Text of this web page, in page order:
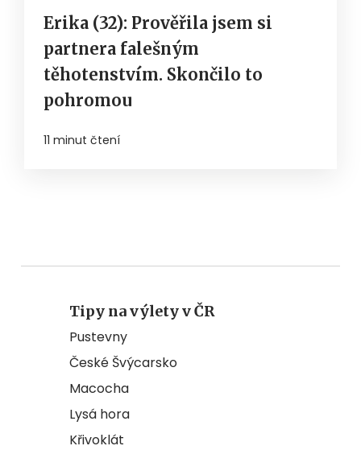
Erika (32): Prověřila jsem si
partnera falešným
těhotenstvím. Skončilo to
pohromou
11 minut čtení
Tipy na výlety v ČR
Pustevny
České Švýcarsko
Macocha
Lysá hora
Křivoklát